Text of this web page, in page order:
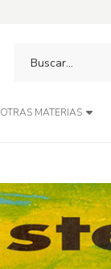
OTRAS MATERIAS